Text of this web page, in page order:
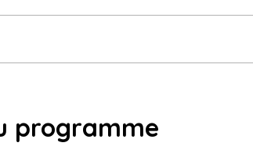
programme